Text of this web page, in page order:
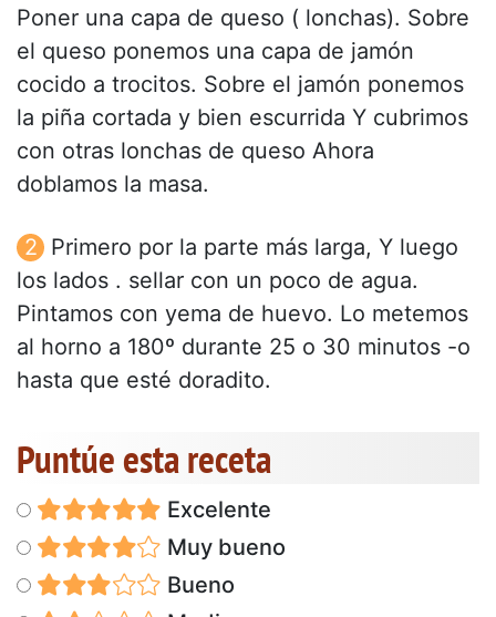
Poner una capa de queso ( lonchas). Sobre
el queso ponemos una capa de jamón
cocido a trocitos. Sobre el jamón ponemos
la piña cortada y bien escurrida Y cubrimos
con otras lonchas de queso Ahora
doblamos la masa.
Primero por la parte más larga, Y luego
los lados . sellar con un poco de agua.
Pintamos con yema de huevo. Lo metemos
al horno a 180º durante 25 o 30 minutos -o
hasta que esté doradito.
Puntúe esta receta
Excelente
Muy bueno
Bueno